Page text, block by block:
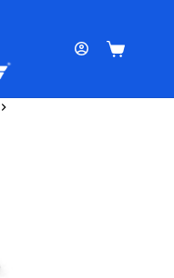
Carrinho